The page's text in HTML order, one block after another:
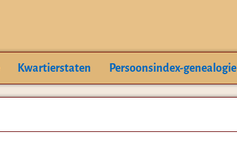
Kwartierstaten Persoonsindex-genealogie